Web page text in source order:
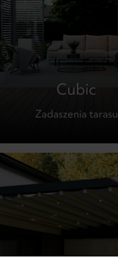
Cubic
Zadaszenia tarasu